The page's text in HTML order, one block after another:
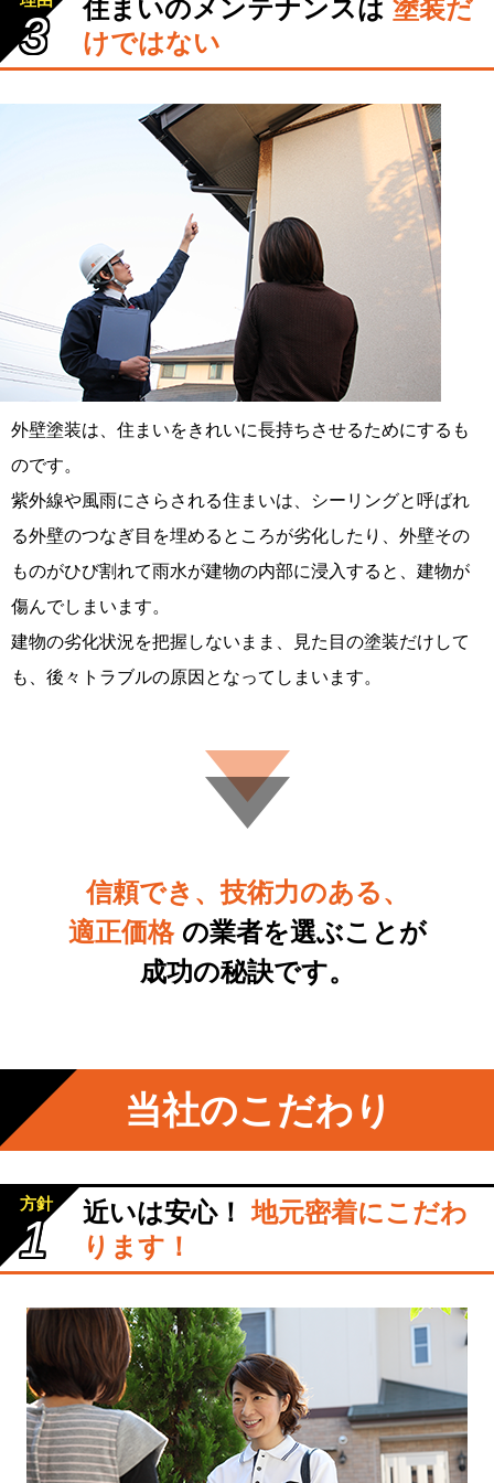
3 住まいのメンテナンスは 塗装だ
けではない
外壁塗装は、住まいをきれいに長持ちさせるためにするも
のです。
紫外線や風雨にさらされる住まいは、シーリングと呼ばれ
る外壁のつなぎ目を埋めるところが劣化したり、外壁その
ものがひび割れて雨水が建物の内部に浸入すると、建物が
傷んでしまいます。
建物の劣化状況を把握しないまま、見た目の塗装だけして
も、後々トラブルの原因となってしまいます。
信頼でき、技術力のある、
適正価格 の業者を選ぶことが
成功の秘訣です。
当社のこだわり
方針
1 近いは安心！地元密着にこだわ
ります！